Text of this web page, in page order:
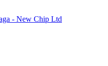
- New Chip Ltd